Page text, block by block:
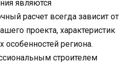
являются
расчет всегда зависит от
проекта, характеристик
особенностей региона.
строителем